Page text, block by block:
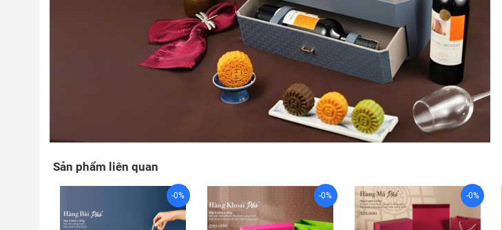
Sản phẩm liên quan
-0% -0% -0%